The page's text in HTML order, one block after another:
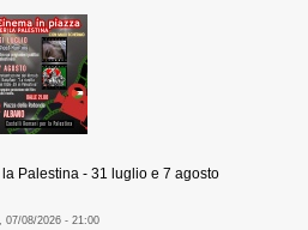
Palestina - 31 luglio e 7 agosto
07/08/2026 - 21:00